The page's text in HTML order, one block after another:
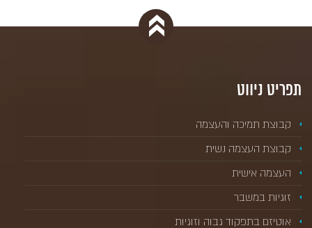
תפריט ניווט
קבוצת תמיכה והעצמה
קבוצת העצמה נשית
העצמה אישית
זוגיות במשבר
אוטיזם בתפקוד גבוה וזוגיות